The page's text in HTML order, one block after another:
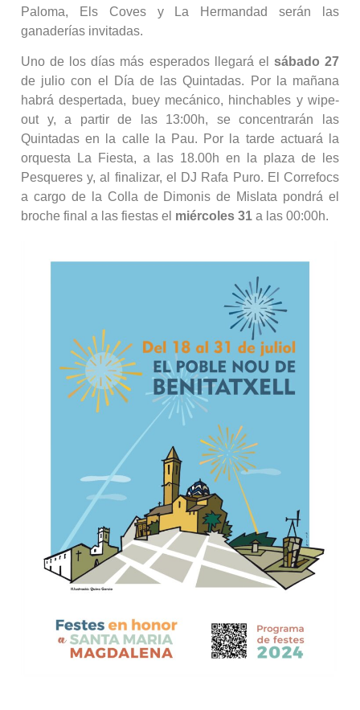
Paloma, Els Coves y La Hermandad serán las
ganaderías invitadas.
Uno de los días más esperados llegará el sábado 27
de julio con el Día de las Quintadas. Por la mañana
habrá despertada, buey mecánico, hinchables y wipe-
out y, a partir de las 13:00h, se concentrarán las
Quintadas en la calle la Pau. Por la tarde actuará la
orquesta La Fiesta, a las 18.00h en la plaza de les
Pesqueres y, al finalizar, el DJ Rafa Puro. El Correfocs
a cargo de la Colla de Dimonis de Mislata pondrá el
broche final a las fiestas el miércoles 31 a las 00:00h.